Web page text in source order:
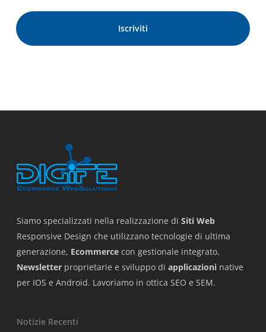
Siamo specializzati nella realizzazione di Siti Web
Responsive Design che utilizzano tecnologie di ultima
generazione, Ecommerce con gestionale integrato,
Newsletter proprietarie e sviluppo di applicazioni native
per IOS e Android. Lavoriamo in ottica SEO e SEM.
Notizie Recenti